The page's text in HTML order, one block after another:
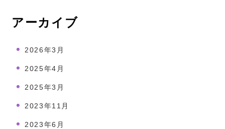
アーカイブ
2026年3月
2025年4月
2025年3月
2023年11月
2023年6月